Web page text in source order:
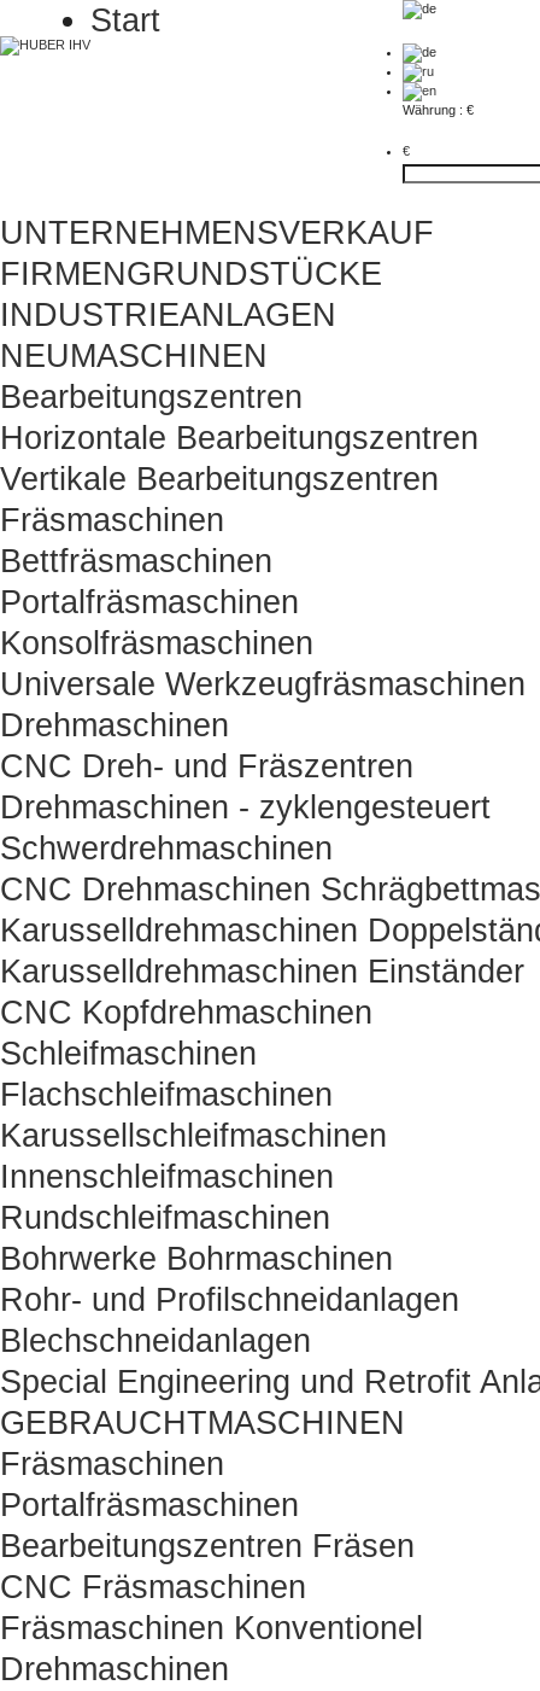
Währung : €
€
Start
UNTERNEHMENSVERKAUF
FIRMENGRUNDSTÜCKE
INDUSTRIEANLAGEN
NEUMASCHINEN
Bearbeitungszentren
Horizontale Bearbeitungszentren
Vertikale Bearbeitungszentren
Fräsmaschinen
Bettfräsmaschinen
Portalfräsmaschinen
Konsolfräsmaschinen
Universale Werkzeugfräsmaschinen
Drehmaschinen
CNC Dreh- und Fräszentren
Drehmaschinen - zyklengesteuert
Schwerdrehmaschinen
CNC Drehmaschinen
Karusselldrehmaschinen
Karusselldrehmaschinen Einständer
CNC Kopfdrehmaschinen
Schleifmaschinen
Flachschleifmaschinen
Karussellschleifmaschinen
Innenschleifmaschinen
Rundschleifmaschinen
Bohrwerke Bohrmaschinen
Rohr- und Profilschneidanlagen
Blechschneidanlagen
Special Engineering und Retrofit
GEBRAUCHTMASCHINEN
Fräsmaschinen
Portalfräsmaschinen
Bearbeitungszentren Fräsen
CNC Fräsmaschinen
Fräsmaschinen Konventionel
Drehmaschinen